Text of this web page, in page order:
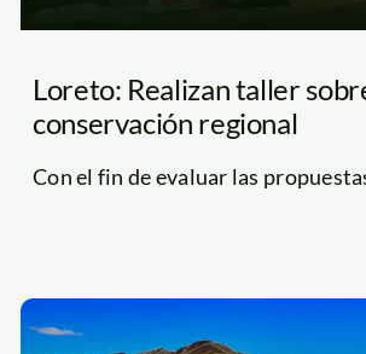
Loreto: Realizan taller
conservación regional
Con el fin de evaluar las